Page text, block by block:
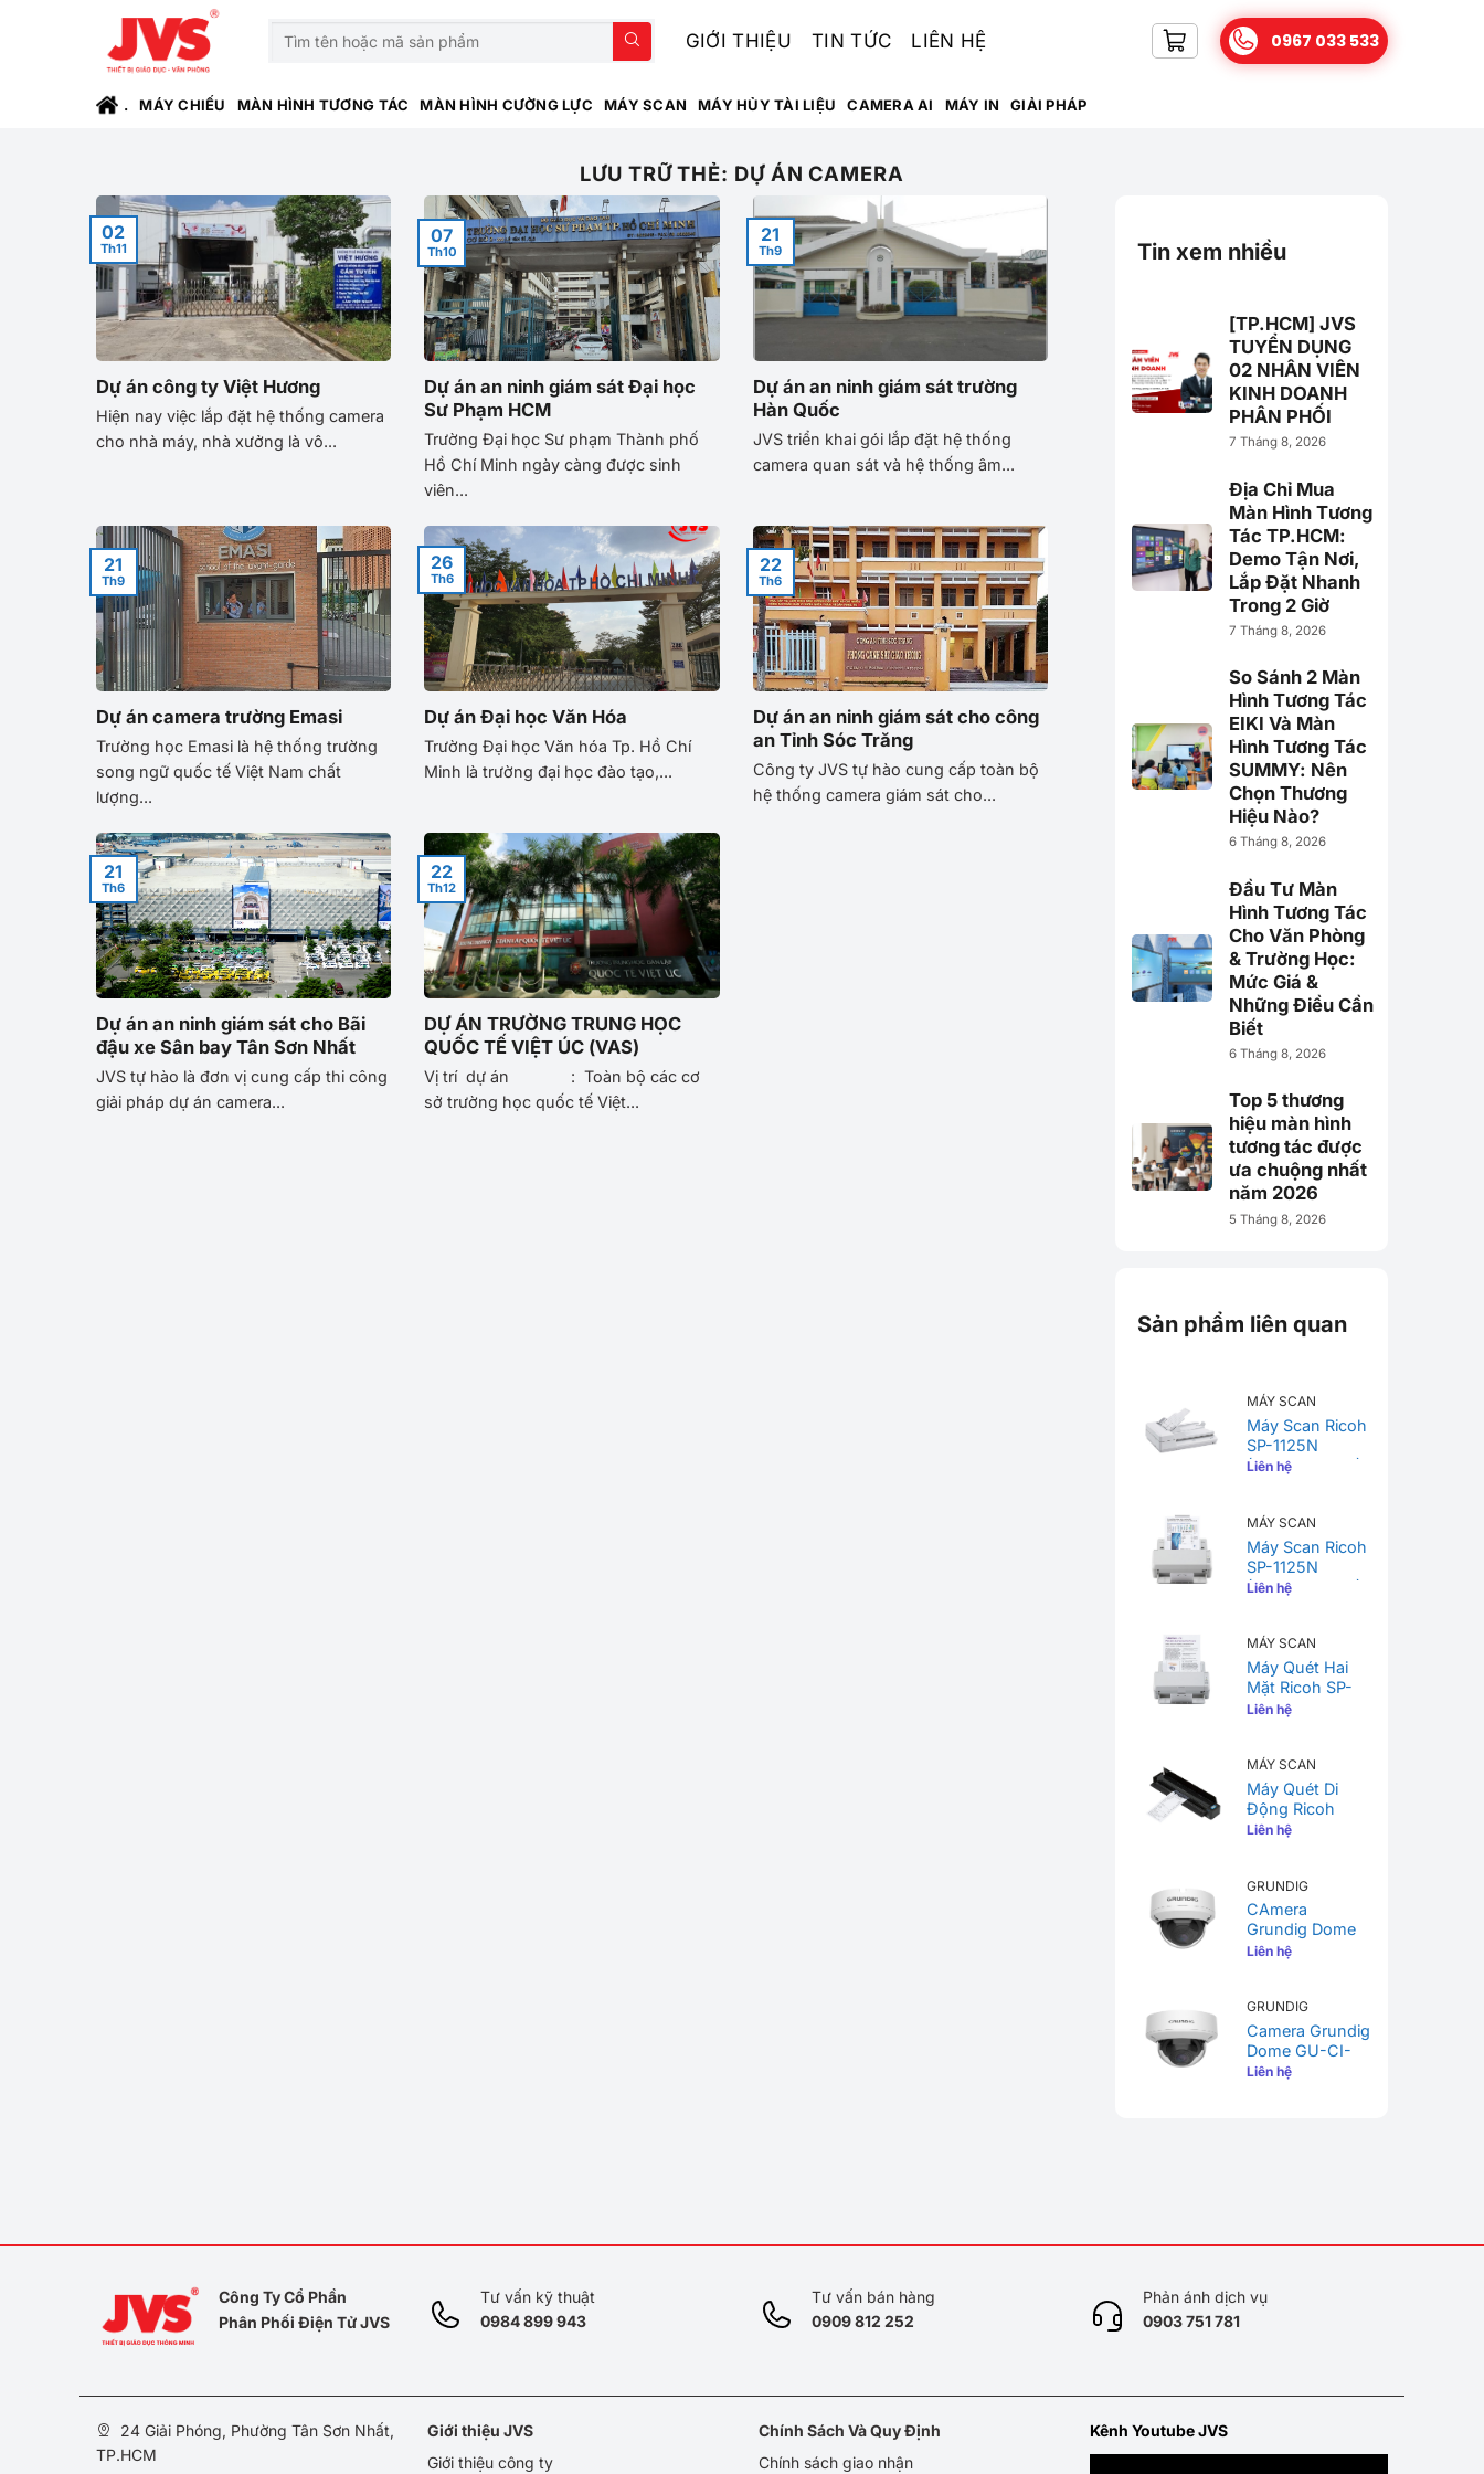
Tìm
kiếm:
GIỚI THIỆU TIN TỨC LIÊN HỆ 0967 033 533
. MÁY CHIẾU MÀN HÌNH TƯƠNG TÁC MÀN HÌNH CƯỜNG LỰC MÁY SCAN MÁY HỦY TÀI LIỆU CAMERA AI MÁY IN GIẢI PHÁP
LƯU TRỮ THẺ: DỰ ÁN CAMERA
Dự án công ty Việt Hương
Hiện nay việc lắp đặt hệ thống camera
cho nhà máy, nhà xưởng là vô...
02
Th11
Dự án an ninh giám sát Đại học
Sư Phạm HCM
Trường Đại học Sư phạm Thành phố
Hồ Chí Minh ngày càng được sinh
viên...
07
Th10
Dự án an ninh giám sát trường
Hàn Quốc
JVS triển khai gói lắp đặt hệ thống
camera quan sát và hệ thống âm...
21
Th9
Dự án camera trường Emasi
Trường học Emasi là hệ thống trường
song ngữ quốc tế Việt Nam chất
lượng...
21
Th9
Dự án Đại học Văn Hóa
Trường Đại học Văn hóa Tp. Hồ Chí
Minh là trường đại học đào tạo,...
26
Th6
Dự án an ninh giám sát cho công
an Tỉnh Sóc Trăng
Công ty JVS tự hào cung cấp toàn bộ
hệ thống camera giám sát cho...
22
Th6
Dự án an ninh giám sát cho Bãi
đậu xe Sân bay Tân Sơn Nhất
JVS tự hào là đơn vị cung cấp thi công
giải pháp dự án camera...
21
Th6
DỰ ÁN TRƯỜNG TRUNG HỌC
QUỐC TẾ VIỆT ÚC (VAS)
Vị trí dự án : Toàn bộ các cơ
sở trường học quốc tế Việt...
22
Th12
Tin xem nhiều
[TP.HCM] JVS
TUYỂN DỤNG
02 NHÂN VIÊN
KINH DOANH
PHÂN PHỐI
7 Tháng 8, 2026
Địa Chỉ Mua
Màn Hình Tương
Tác TP.HCM:
Demo Tận Nơi,
Lắp Đặt Nhanh
Trong 2 Giờ
7 Tháng 8, 2026
So Sánh 2 Màn
Hình Tương Tác
EIKI Và Màn
Hình Tương Tác
SUMMY: Nên
Chọn Thương
Hiệu Nào?
6 Tháng 8, 2026
Đầu Tư Màn
Hình Tương Tác
Cho Văn Phòng
& Trường Học:
Mức Giá &
Những Điều Cần
Biết
6 Tháng 8, 2026
Top 5 thương
hiệu màn hình
tương tác được
ưa chuộng nhất
năm 2026
5 Tháng 8, 2026
Sản phẩm liên quan
MÁY SCAN
Máy Scan Ricoh
SP-1125N
(PA03811-B011)
Độ Cao, Chuẩn
Nhật Bản
Liên hệ
MÁY SCAN
Máy Scan Ricoh
SP-1125N
(PA03811-B011)
Độ Cao, Chuẩn
Nhật Bản
Liên hệ
MÁY SCAN
Máy Quét Hai
Mặt Ricoh SP-
1120N – Giải
Cao, Tích Hợp
Mạng Mạng Nội
Bộ Cho Văn
Phòng
Liên hệ
MÁY SCAN
Máy Quét Di
Động Ricoh
ScanSnap iX100
Dây, Nhỏ Gọn
Cho Người Hay
Di Chuyển
Liên hệ
GRUNDIG
CAmera
Grundig Dome
GU-CI-
Liên hệ
GRUNDIG
Camera Grundig
Dome GU-CI-
AC5637V
Liên hệ
Công Ty Cổ Phần
Phân Phối Điện Tử JVS
Tư vấn kỹ thuật
0984 899 943
Tư vấn bán hàng
0909 812 252
Phản ánh dịch vụ
0903 751 781
24 Giải Phóng, Phường Tân Sơn Nhất,
TP.HCM
Giới thiệu JVS
Giới thiệu công ty
Chính Sách Và Quy Định
Chính sách giao nhận
Kênh Youtube JVS